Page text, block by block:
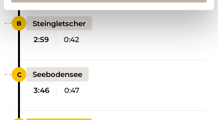
Steingletscher
2:59
0:42
Seebodensee
3:46
0:47